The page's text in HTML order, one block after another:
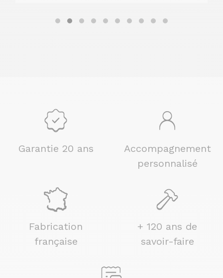
Garantie 20 ans
Accompagnement
personnalisé
Fabrication
française
+ 120 ans de
savoir-faire